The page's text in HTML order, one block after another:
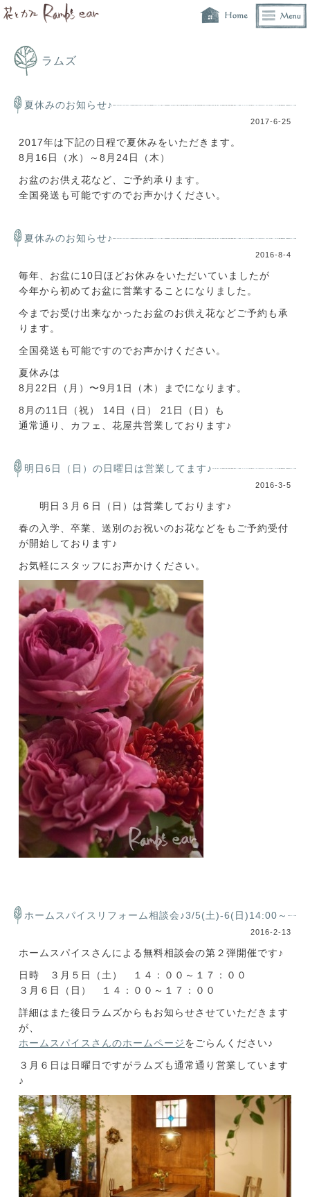
ラムズ
夏休みのお知らせ♪
2017-6-25
2017年は下記の日程で夏休みをいただきます。
8月16日（水）～8月24日（木）
お盆のお供え花など、ご予約承ります。
全国発送も可能ですのでお声かけください。
夏休みのお知らせ♪
2016-8-4
毎年、お盆に10日ほどお休みをいただいていましたが
今年から初めてお盆に営業することになりました。
今までお受け出来なかったお盆のお供え花などご予約も承
ります。
全国発送も可能ですのでお声かけください。
夏休みは
8月22日（月）〜9月1日（木）までになります。
8月の11日（祝） 14日（日） 21日（日）も
通常通り、カフェ、花屋共営業しております♪
明日6日（日）の日曜日は営業してます♪
2016-3-5
明日３月６日（日）は営業しております♪
春の入学、卒業、送別のお祝いのお花などをもご予約受付
が開始しております♪
お気軽にスタッフにお声かけください。
ホームスパイスリフォーム相談会♪3/5(土)-6(日)14:00～
2016-2-13
ホームスパイスさんによる無料相談会の第２弾開催です♪
日時 ３月５日（土） １４：００～１７：００
３月６日（日） １４：００～１７：００
詳細はまた後日ラムズからもお知らせさせていただきます
が、
ホームスパイスさんのホームページをごらんください♪
３月６日は日曜日ですがラムズも通常通り営業しています
♪